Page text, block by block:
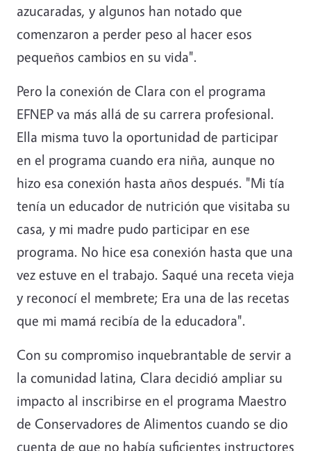
azucaradas, y algunos han notado que
comenzaron a perder peso al hacer esos
pequeños cambios en su vida".
Pero la conexión de Clara con el programa
EFNEP va más allá de su carrera profesional.
Ella misma tuvo la oportunidad de participar
en el programa cuando era niña, aunque no
hizo esa conexión hasta años después. "Mi tía
tenía un educador de nutrición que visitaba su
casa, y mi madre pudo participar en ese
programa. No hice esa conexión hasta que una
vez estuve en el trabajo. Saqué una receta vieja
y reconocí el membrete; Era una de las recetas
que mi mamá recibía de la educadora".
Con su compromiso inquebrantable de servir a
la comunidad latina, Clara decidió ampliar su
impacto al inscribirse en el programa Maestro
de Conservadores de Alimentos cuando se dio
cuenta de que no había suficientes instructores